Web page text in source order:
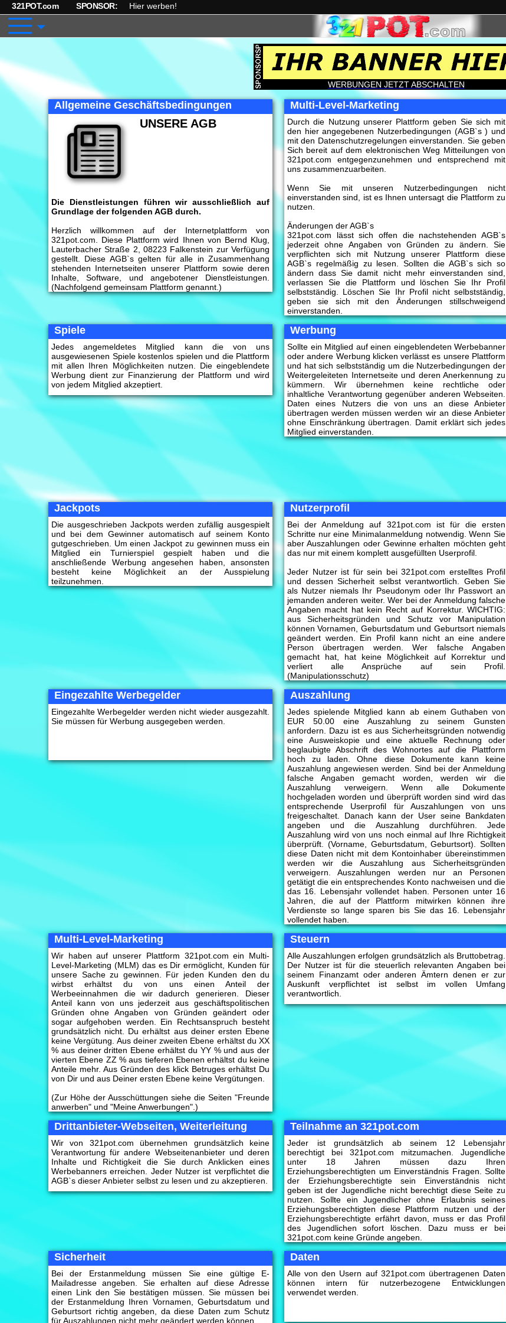
321POT.com SPONSOR: Hier werben!
WERBUNGEN JETZT ABSCHALTEN
Allgemeine Geschäftsbedingungen
UNSERE AGB
Die Dienstleistungen führen wir ausschließlich auf
Grundlage der folgenden AGB durch.
Herzlich willkommen auf der Internetplattform von
321pot.com. Diese Plattform wird Ihnen von Bernd Klug,
Lauterbacher Straße 2, 08223 Falkenstein zur Verfügung
gestellt. Diese AGB`s gelten für alle in Zusammenhang
stehenden Internetseiten unserer Plattform sowie deren
Inhalte, Software, und angebotener Dienstleistungen.
(Nachfolgend gemeinsam Plattform genannt.)
Multi-Level-Marketing
Durch die Nutzung unserer Plattform geben Sie sich mit
den hier angegebenen Nutzerbedingungen (AGB`s ) und
mit den Datenschutzregelungen einverstanden. Sie geben
Sich bereit auf dem elektronischen Weg Mitteilungen von
321pot.com entgegenzunehmen und entsprechend mit
uns zusammenzuarbeiten.
Wenn Sie mit unseren Nutzerbedingungen nicht
einverstanden sind, ist es Ihnen untersagt die Plattform zu
nutzen.
Änderungen der AGB`s
321pot.com lässt sich offen die nachstehenden AGB`s
jederzeit ohne Angaben von Gründen zu ändern. Sie
verpflichten sich mit Nutzung unserer Plattform diese
AGB`s regelmäßig zu lesen. Sollten die AGB`s sich so
ändern dass Sie damit nicht mehr einverstanden sind,
verlassen Sie die Plattform und löschen Sie Ihr Profil
selbstständig. Löschen Sie Ihr Profil nicht selbstständig,
geben sie sich mit den Änderungen stillschweigend
einverstanden.
Spiele
Jedes angemeldetes Mitglied kann die von uns
ausgewiesenen Spiele kostenlos spielen und die Plattform
mit allen Ihren Möglichkeiten nutzen. Die eingeblendete
Werbung dient zur Finanzierung der Plattform und wird
von jedem Mitglied akzeptiert.
Werbung
Sollte ein Mitglied auf einen eingeblendeten Werbebanner
oder andere Werbung klicken verlässt es unsere Plattform
und hat sich selbstständig um die Nutzerbedingungen der
Weitergeleiteten Internetseite und deren Anerkennung zu
kümmern. Wir übernehmen keine rechtliche oder
inhaltliche Verantwortung gegenüber anderen Webseiten.
Daten eines Nutzers die von uns an diese Anbieter
übertragen werden müssen werden wir an diese Anbieter
ohne Einschränkung übertragen. Damit erklärt sich jedes
Mitglied einverstanden.
Jackpots
Die ausgeschrieben Jackpots werden zufällig ausgespielt
und bei dem Gewinner automatisch auf seinem Konto
gutgeschrieben. Um einen Jackpot zu gewinnen muss ein
Mitglied ein Turnierspiel gespielt haben und die
anschließende Werbung angesehen haben, ansonsten
besteht keine Möglichkeit an der Ausspielung
teilzunehmen.
Nutzerprofil
Bei der Anmeldung auf 321pot.com ist für die ersten
Schritte nur eine Minimalanmeldung notwendig. Wenn Sie
aber Auszahlungen oder Gewinne erhalten möchten geht
das nur mit einem komplett ausgefüllten Userprofil.
Jeder Nutzer ist für sein bei 321pot.com erstelltes Profil
und dessen Sicherheit selbst verantwortlich. Geben Sie
als Nutzer niemals Ihr Pseudonym oder Ihr Passwort an
jemanden anderen weiter. Wer bei der Anmeldung falsche
Angaben macht hat kein Recht auf Korrektur. WICHTIG:
aus Sicherheitsgründen und Schutz vor Manipulation
können Vornamen, Geburtsdatum und Geburtsort niemals
geändert werden. Ein Profil kann nicht an eine andere
Person übertragen werden. Wer falsche Angaben
gemacht hat, hat keine Möglichkeit auf Korrektur und
verliert alle Ansprüche auf sein Profil.
(Manipulationsschutz)
Eingezahlte Werbegelder
Eingezahlte Werbegelder werden nicht wieder ausgezahlt.
Sie müssen für Werbung ausgegeben werden.
Auszahlung
Jedes spielende Mitglied kann ab einem Guthaben von
EUR 50.00 eine Auszahlung zu seinem Gunsten
anfordern. Dazu ist es aus Sicherheitsgründen notwendig
eine Ausweiskopie und eine aktuelle Rechnung oder
beglaubigte Abschrift des Wohnortes auf die Plattform
hoch zu laden. Ohne diese Dokumente kann keine
Auszahlung angewiesen werden. Sind bei der Anmeldung
falsche Angaben gemacht worden, werden wir die
Auszahlung verweigern. Wenn alle Dokumente
hochgeladen worden und überprüft worden sind wird das
entsprechende Userprofil für Auszahlungen von uns
freigeschaltet. Danach kann der User seine Bankdaten
angeben und die Auszahlung durchführen. Jede
Auszahlung wird von uns noch einmal auf Ihre Richtigkeit
überprüft. (Vorname, Geburtsdatum, Geburtsort). Sollten
diese Daten nicht mit dem Kontoinhaber übereinstimmen
werden wir die Auszahlung aus Sicherheitsgründen
verweigern. Auszahlungen werden nur an Personen
getätigt die ein entsprechendes Konto nachweisen und die
das 16. Lebensjahr vollendet haben. Personen unter 16
Jahren, die auf der Plattform mitwirken können ihre
Verdienste so lange sparen bis Sie das 16. Lebensjahr
vollendet haben.
Multi-Level-Marketing
Wir haben auf unserer Plattform 321pot.com ein Multi-
Level-Marketing (MLM) das es Dir ermöglicht, Kunden für
unsere Sache zu gewinnen. Für jeden Kunden den du
wirbst erhältst du von uns einen Anteil der
Werbeeinnahmen die wir dadurch generieren. Dieser
Anteil kann von uns jederzeit aus geschäftspolitischen
Gründen ohne Angaben von Gründen geändert oder
sogar aufgehoben werden. Ein Rechtsanspruch besteht
grundsätzlich nicht. Du erhältst aus deiner ersten Ebene
keine Vergütung. Aus deiner zweiten Ebene erhältst du XX
% aus deiner dritten Ebene erhältst du YY % und aus der
vierten Ebene ZZ % aus tieferen Ebenen erhältst du keine
Anteile mehr. Aus Gründen des klick Betruges erhältst Du
von Dir und aus Deiner ersten Ebene keine Vergütungen.
(Zur Höhe der Ausschüttungen siehe die Seiten "Freunde
anwerben" und "Meine Anwerbungen".)
Steuern
Alle Auszahlungen erfolgen grundsätzlich als Bruttobetrag.
Der Nutzer ist für die steuerlich relevanten Angaben bei
seinem Finanzamt oder anderen Ämtern denen er zur
Auskunft verpflichtet ist selbst im vollen Umfang
verantwortlich.
Drittanbieter-Webseiten, Weiterleitung
Wir von 321pot.com übernehmen grundsätzlich keine
Verantwortung für andere Webseitenanbieter und deren
Inhalte und Richtigkeit die Sie durch Anklicken eines
Werbebanners erreichen. Jeder Nutzer ist verpflichtet die
AGB`s dieser Anbieter selbst zu lesen und zu akzeptieren.
Teilnahme an 321pot.com
Jeder ist grundsätzlich ab seinem 12 Lebensjahr
berechtigt bei 321pot.com mitzumachen. Jugendliche
unter 18 Jahren müssen dazu Ihren
Erziehungsberechtigten um Einverständnis Fragen. Sollte
der Erziehungsberechtigte sein Einverständnis nicht
geben ist der Jugendliche nicht berechtigt diese Seite zu
nutzen. Sollte ein Jugendlicher ohne Erlaubnis seines
Erziehungsberechtigten diese Plattform nutzen und der
Erziehungsberechtigte erfährt davon, muss er das Profil
des Jugendlichen sofort löschen. Dazu muss er bei
321pot.com keine Gründe angeben.
Sicherheit
Bei der Erstanmeldung müssen Sie eine gültige E-
Mailadresse angeben. Sie erhalten auf diese Adresse
einen Link den Sie bestätigen müssen. Sie müssen bei
der Erstanmeldung Ihren Vornamen, Geburtsdatum und
Geburtsort richtig angeben, da diese Daten zum Schutz
für Auszahlungen nicht mehr geändert werden können.
Daten
Alle von den Usern auf 321pot.com übertragenen Daten
können intern für nutzerbezogene Entwicklungen
verwendet werden.